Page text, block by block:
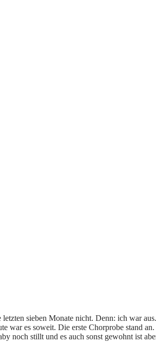
sieben Monate nicht. Denn: ich war
war es soweit. Die erste Chorprobe stand
noch stillt und es auch sonst gewohnt ist